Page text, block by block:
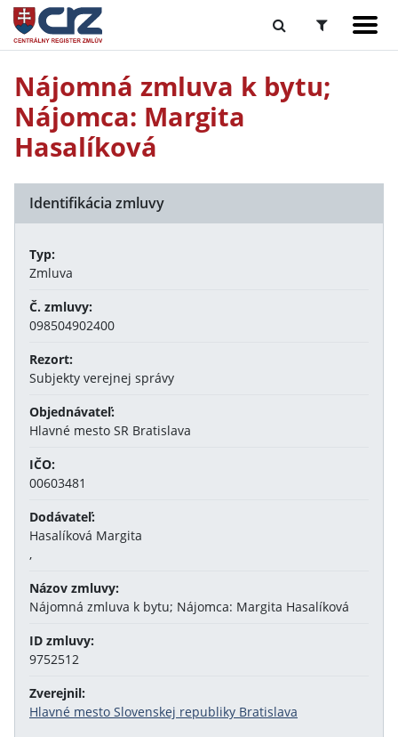
Nájomná zmluva k bytu;
Nájomca: Margita
Hasalíková
Identifikácia zmluvy
Typ:
Zmluva
Č. zmluvy:
098504902400
Rezort:
Subjekty verejnej správy
Objednávateľ:
Hlavné mesto SR Bratislava
IČO:
00603481
Dodávateľ:
Hasalíková Margita
,
Názov zmluvy:
Nájomná zmluva k bytu; Nájomca: Margita Hasalíková
ID zmluvy:
9752512
Zverejnil:
Hlavné mesto Slovenskej republiky Bratislava